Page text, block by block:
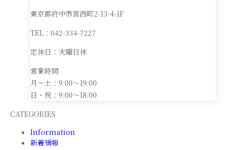
東京都府中市宮西町2-13-4-1F
TEL：042-334-7227
定休日：火曜日休
営業時間
月～土：9:00～19:00
日・祝：9:00～18:00
CATEGORIES
Information
新着情報